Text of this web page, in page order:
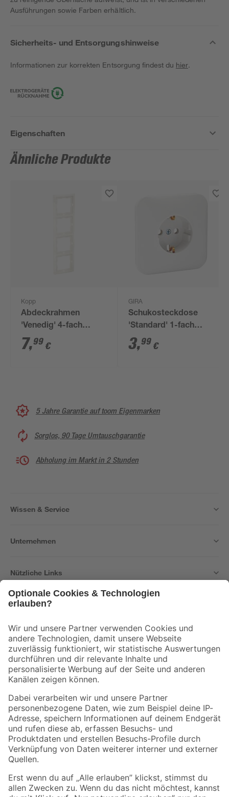
Ausführungen sowie Farben erhältlich.
Sicherheits- und Entsorgungshinweise
Informationen zur korrekten Entsorgung findest du hier.
Eigenschaften
Ähnliche Produkte
Kopp
Abdeckrahmen
'Venedig' 4-fach
reinweiß
7,99 €
GIRA
Schukosteckdose
'Standard' 1-fach
reinweiß
3,99 €
5 Jahre Garantie auf toom Eigenmarken
Sorglos, 90 Tage Umtauschgarantie
Abholung im Markt in 2 Stunden
Wissen & Service
Unternehmen
Nützliche Links
Der toom Newsletter: Keine Angebote und Aktionen mehr verpassen!
Zur Newsletter Anmeldung
Folge uns
Zahlungsarten Versandarten
Sicher einkaufen